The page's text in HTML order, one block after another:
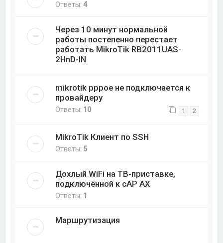
Ответы:4
Через 10 минут нормальной
работы постепенно перестает
работать MikroTik RB2011UAS-
2HnD-IN
mikrotik pppoe не подключается к
провайдеру
Ответы: 10 1 2
MikroTik Клиент по SSH
Ответы: 5
Дохлый WiFi на ТВ-приставке,
подключённой к cAP AX
Ответы: 1
Маршрутизация